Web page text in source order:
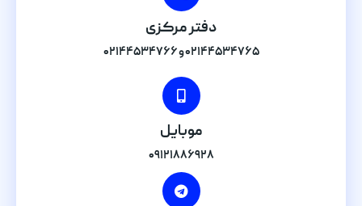
دفتر مرکزی
۰۲۱۴۴۵۳۴۷۶۵ و ۰۲۱۴۴۵۳۴۷۶۶
موبایل
۰۹۱۲۱۸۸۶۹۲۸